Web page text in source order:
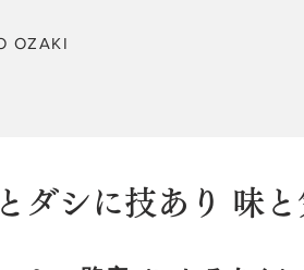
OZAKI
ダシに技あり 味